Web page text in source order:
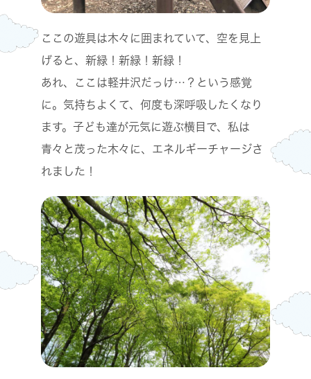
ここの遊具は木々に囲まれていて、空を見上
げると、新緑！新緑！新緑！
あれ、ここは軽井沢だっけ…？という感覚
に。気持ちよくて、何度も深呼吸したくなり
ます。子ども達が元気に遊ぶ横目で、私は
青々と茂った木々に、エネルギーチャージさ
れました！